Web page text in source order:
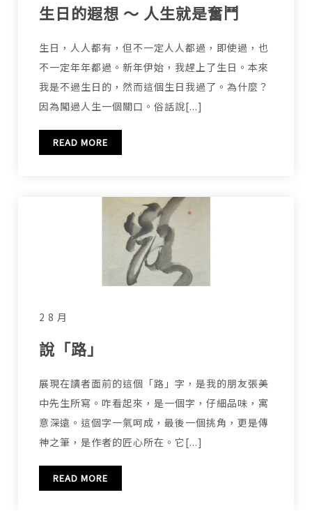
生日的遐想 ～ 人生就是奮鬥
生日，人人都有，但不一定人人都過，即使過，也
不一定年年都過。新年伊始，我趕上了生日。本來
我是不過生日的，然而這個生日我過了。為什麼？
因為闖過人生一個關口。俗話說[...]
READ MORE
2 8 月
說「路」
展現在讀者面前的這個「路」字，是我的朋友張美
中先生所寫。咋看起來，是一個字，仔細品味，寓
意深遠。這個字一氣呵成，最後一個挑角，更是傳
神之筆，是作者的匠心所在。它[...]
READ MORE